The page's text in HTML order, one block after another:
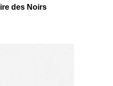
des Noirs